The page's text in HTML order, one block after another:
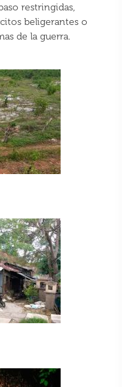
restringidas,
beligerantes o
de la guerra.